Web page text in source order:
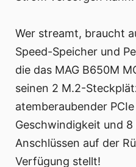
Wer streamt, braucht
Speed-Speicher und
die das MAG B650M
seinen 2 M.2-
atemberaubender
Geschwindigkeit und 8
Anschlüssen auf der
Verfügung stellt!